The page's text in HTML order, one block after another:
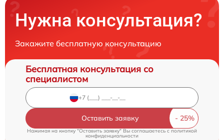
Нужна консультация?
Закажите бесплатную консультацию
Бесплатная консультация со
специалистом
Оставить заявку
Нажимая на кнопку "Оставить заявку" Вы соглашаетесь cполитикой
конфиденциальности